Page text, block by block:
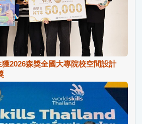
2026森獎全國大專院校空間設計